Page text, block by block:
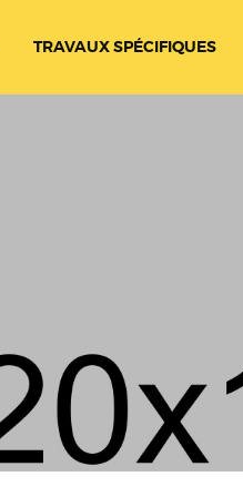
TRAVAUX SPÉCIFIQUES